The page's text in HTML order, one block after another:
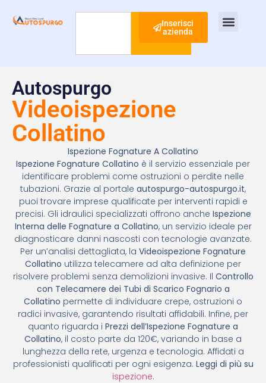
Cerca
Inserisci
azienda
Autospurgo
Videoispezione
Collatino
Ispezione Fognature A Collatino
Ispezione Fognature Collatino è il servizio essenziale per
identificare problemi come ostruzioni o perdite nelle
tubazioni. Grazie al portale autospurgo-autospurgo.it,
puoi trovare imprese qualificate per interventi rapidi e
precisi. Gli idraulici specializzati offrono anche Ispezione
Interna delle Fognature a Collatino, un servizio ideale per
diagnosticare danni nascosti con tecnologie avanzate.
Per un’analisi dettagliata, la Videoispezione Fognature
Collatino utilizza telecamere ad alta definizione per
risolvere problemi senza demolizioni invasive. Il Controllo
con Telecamere dei Tubi di Scarico Fognario a
Collatino permette di individuare crepe, ostruzioni o
radici invasive, garantendo risultati affidabili. Infine, per
quanto riguarda i Prezzi dell’Ispezione Fognature a
Collatino, il costo parte da 120€, variando in base a
lunghezza della rete, urgenza e tecnologia. Affidati a
professionisti qualificati per ogni esigenza. Leggi di più su
ispezione.